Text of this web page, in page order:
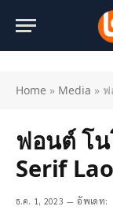
Home » Media » ฟ
ฟอนต์ โ
Serif
ธ.ค. 1, 2023 อัพเดท: